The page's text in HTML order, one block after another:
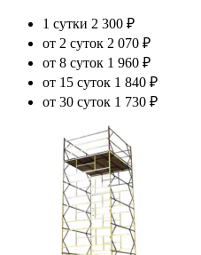
1 сутки 2 300 ₽
от 2 суток 2 070 ₽
от 8 суток 1 960 ₽
от 15 суток 1 840 ₽
от 30 суток 1 730 ₽